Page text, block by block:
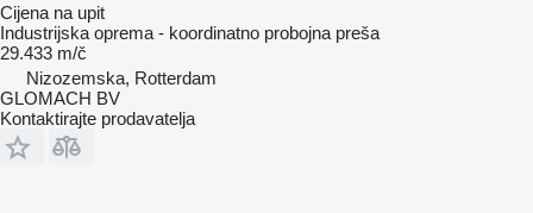
Cijena na upit
Industrijska oprema - koordinatno probojna preša
29.433 m/č
Nizozemska, Rotterdam
GLOMACH BV
Kontaktirajte prodavatelja